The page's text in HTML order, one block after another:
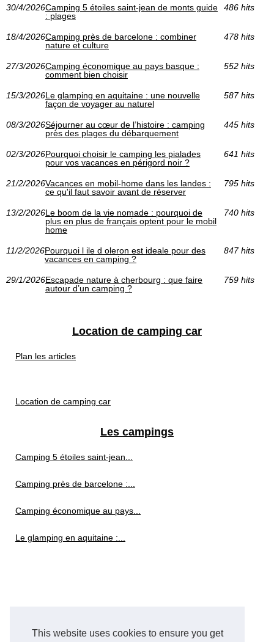
This website uses cookies to ensure you get
30/4/2026Camping 5 étoiles saint-jean de monts guide
: plages
486 hits
18/4/2026Camping près de barcelone : combiner
nature et culture
478 hits
27/3/2026Camping économique au pays basque :
comment bien choisir
552 hits
15/3/2026Le glamping en aquitaine : une nouvelle
façon de voyager au naturel
587 hits
08/3/2026Séjourner au cœur de l’histoire : camping
près des plages du débarquement
445 hits
02/3/2026Pourquoi choisir le camping les pialades
pour vos vacances en périgord noir ?
641 hits
21/2/2026Vacances en mobil-home dans les landes :
ce qu'il faut savoir avant de réserver
795 hits
13/2/2026Le boom de la vie nomade : pourquoi de
plus en plus de français optent pour le mobil
home
740 hits
11/2/2026Pourquoi l ile d oleron est ideale pour des
vacances en camping ?
847 hits
29/1/2026Escapade nature à cherbourg : que faire
autour d’un camping ?
759 hits
Location de camping car
Plan les articles
Location de camping car
Les campings
Camping 5 étoiles saint-jean...
Camping près de barcelone :...
Camping économique au pays...
Le glamping en aquitaine :...